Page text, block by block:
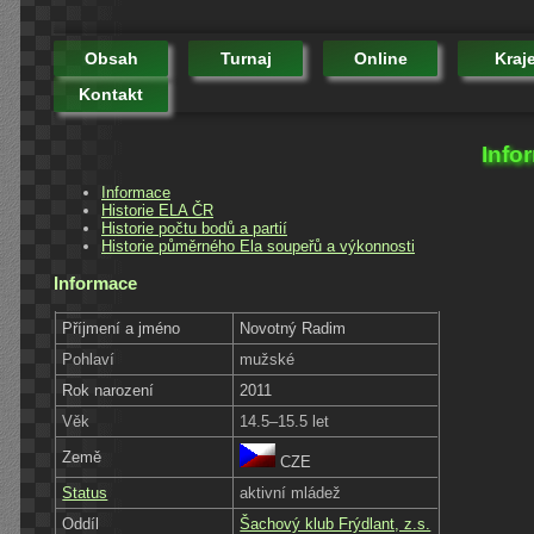
Obsah Turnaj Online
Kontakt
Informace
Historie ELA ČR
Historie počtu bodů a partií
Historie půměrného Ela soupeřů a výkonnosti
Informace
Příjmení a jméno
Novotný Radim
Pohlaví
mužské
Rok narození
2011
Věk
14.5–15.5 let
Země
CZE
Status
aktivní mládež
Oddíl
Šachový klub Frýdlant, z.s.